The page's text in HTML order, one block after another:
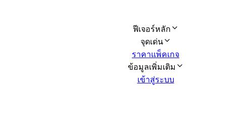
ฟีเจอร์หลัก
จุดเด่น
ราคาแพ็คเกจ
ข้อมูลเพิ่มเติม
เข้าสู่ระบบ